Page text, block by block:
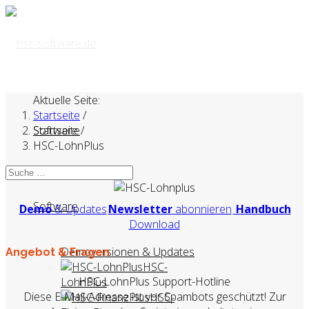
Startseite
Software
Demoversionen & Updates
HSC-
LohnPlus
HSC-
Aktuelle Seite:
Startseite /
Software/
HSC-LohnPlus
Demo& UpdatesNewsletterabonnieren Handbuch
Download
Angebot & Fragen
HSC-LohnPlus Support-Hotline
Diese E-Mail-Adresse ist vor Spambots geschützt! Zur